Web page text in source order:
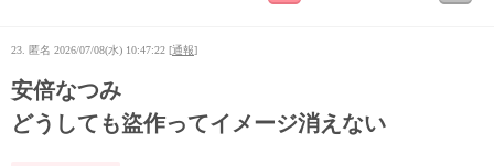
23. 匿名 2026/07/08(水) 10:47:22 [通報]
安倍なつみ
どうしても盜作ってイメージ消えない